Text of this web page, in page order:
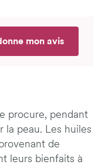
mon avis
procure, pendant
la peau. Les huiles
de
leurs bienfaits à